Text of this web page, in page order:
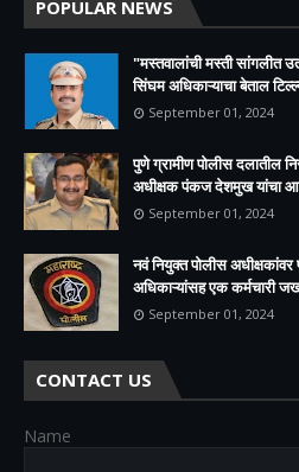
POPULAR NEWS
"मस्तवालांची मस्ती सांगलीत
सिंघम अधिकाऱ्याचा बेताल
September 01, 2024
पुणे ग्रामीण पोलीस दलातील
अधीक्षक पंकज देशमुख यांचा
September 01, 2024
नवं नियुक्त पोलीस अधीक्षकांवर
अधिकाऱ्यांसह एक कर्मचारी
September 01, 2024
CONTACT US
Name